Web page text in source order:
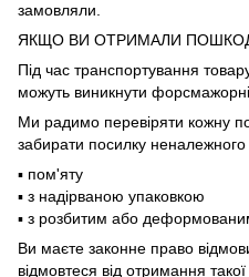
замовляли.
ЯКЩО ВИ ОТРИМАЛИ
Під час транспортування
можуть виникнути
Ми радимо перевіряти кожну
забирати посилку неналежного
▪️ пом'яту
▪️ з надірваною упаковкою
▪️ з розбитим або
Ви маєте законне право
відмовтеся від отримання